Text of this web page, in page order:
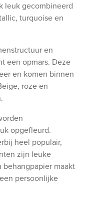
leuk gecombineerd
turquoise en
en
een opmars. Deze
en komen binnen
roze en
opgefleurd.
heel populair,
zijn leuke
behangpapier maakt
persoonlijke